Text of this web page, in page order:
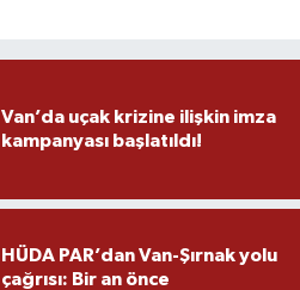
Van’da uçak krizine ilişkin imza
kampanyası başlatıldı!
HÜDA PAR’dan Van-Şırnak yolu
çağrısı: Bir an önce